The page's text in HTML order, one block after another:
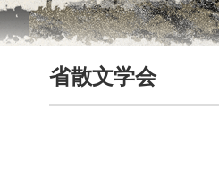
省散文学会